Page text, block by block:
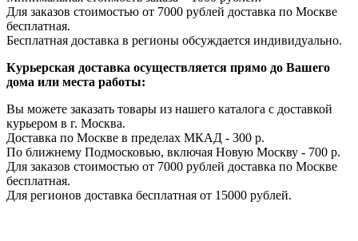
Для заказов стоимостью от 7000 рублей доставка по Москве
бесплатная.
Бесплатная доставка в регионы обсуждается индивидуально.
Курьерская доставка осуществляется прямо до Вашего
дома или места работы:
Вы можете заказать товары из нашего каталога с доставкой
курьером в г. Москва.
Доставка по Москве в пределах МКАД - 300 р.
По ближнему Подмосковью, включая Новую Москву - 700 р.
Для заказов стоимостью от 7000 рублей доставка по Москве
бесплатная.
Для регионов доставка бесплатная от 15000 рублей.